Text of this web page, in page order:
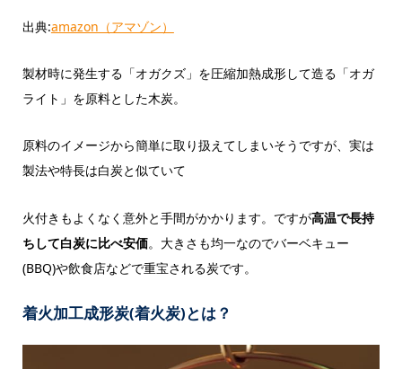
出典:amazon（アマゾン）
製材時に発生する「オガクズ」を圧縮加熱成形して造る「オガ
ライト」を原料とした木炭。
原料のイメージから簡単に取り扱えてしまいそうですが、実は
製法や特長は白炭と似ていて
火付きもよくなく意外と手間がかかります。ですが高温で長持
ちして白炭に比べ安価。大きさも均一なのでバーベキュー
(BBQ)や飲食店などで重宝される炭です。
着火加工成形炭(着火炭)とは？